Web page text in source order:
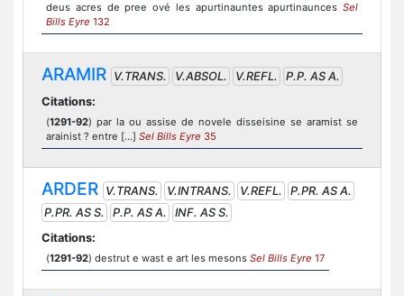
deus acres de pree ové les apurtinauntes apurtinaunces Sel
Bills Eyre 132
ARAMIR V.TRANS. V.ABSOL. V.REFL.
P.P. AS A.
Citations:
(1291-92) par la ou assise de novele disseisine se aramist se
arainist ? entre […] Sel Bills Eyre 35
ARDER V.TRANS. V.INTRANS. V.REFL.
P.PR. AS A.
P.PR. AS S.
P.P. AS A.
INF. AS S.
Citations:
(1291-92) destrut e wast e art les mesons Sel Bills Eyre 17